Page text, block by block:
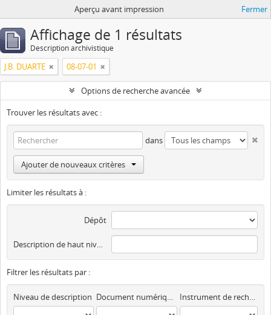
Aperçu avant impression Fermer
Affichage de 1 résultats
Description archivistique
J.B. DUARTE 08-07-01
Options de recherche avancée
Trouver les résultats avec :
dans
Ajouter de nouveaux critères
Limiter les résultats à :
Dépôt
Description de haut niveau
Filtrer les résultats par :
Niveau de description Document numérique disponible Instrument de recherche